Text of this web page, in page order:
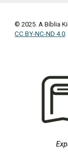
© 2025. A Bíblia
CC BY-NC-ND 4.0.